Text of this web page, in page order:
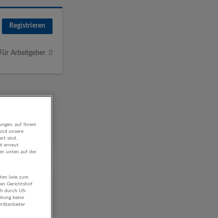
Registrieren
Für Arbeitgeber
und
auf Ihrem
unsere
sind,
erneut
unten auf der
(wie zum
Gerichtshof
durch US-
keine